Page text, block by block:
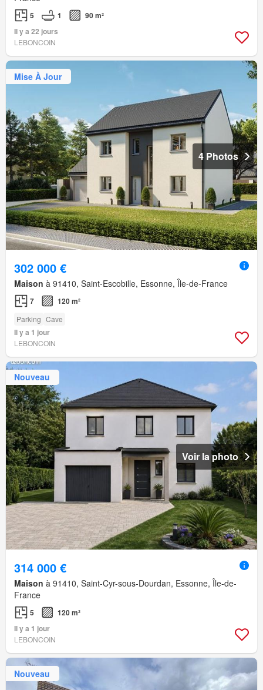
5 1
90 m²
Il y a 22 jours
LEBONCOIN
Mise À Jour
4 Photos
302 000 €
Maison à 91410, Saint-Escobille, Essonne, Île-de-France
7 120 m²
Parking Cave
Il y a 1 jour
LEBONCOIN
Nouveau
Voir la photo
314 000 €
Maison à 91410, Saint-Cyr-sous-Dourdan, Essonne, Île-de-
France
5
120 m²
Il y a 1 jour
LEBONCOIN
Nouveau